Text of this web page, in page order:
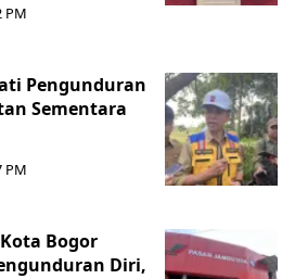
PM
Pengunduran
Sementara
PM
Bogor
Diri,